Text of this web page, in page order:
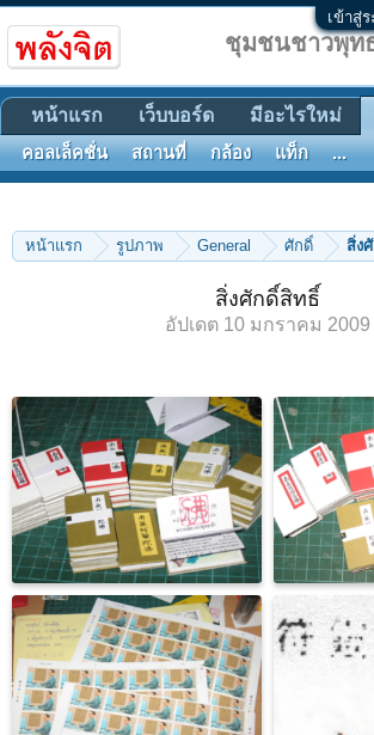
เข้าสู่
หน้าแรก รูปภาพ General ศักดิ์ สิ่ง
สิ่งศักดิ์สิทธิ์
อัปเดต 10 มกราคม 2009
ชุมชนชาวพุท
หน้าแรก เว็บบอร์ด มีอะไรใหม่
คอลเล็คชั่น สถานที่ กล้อง แท็ก ...